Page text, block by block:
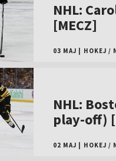
NHL:
[MECZ]
03 MAJ HOKEJ /
NHL:
play-off)
02 MAJ HOKEJ /